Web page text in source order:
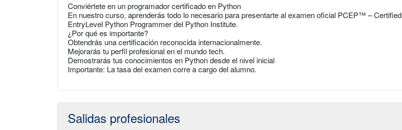
Conviértete en un programador certificado en Python
En nuestro curso, aprenderás todo lo necesario para presentarte al examen oficial PCEP™ – Certified
EntryLevel Python Programmer del Python Institute.
¿Por qué es importante?
Obtendrás una certificación reconocida internacionalmente.
Mejorarás tu perfil profesional en el mundo tech.
Demostrarás tus conocimientos en Python desde el nivel inicial
Importante: La tasa del examen corre a cargo del alumno.
Salidas profesionales